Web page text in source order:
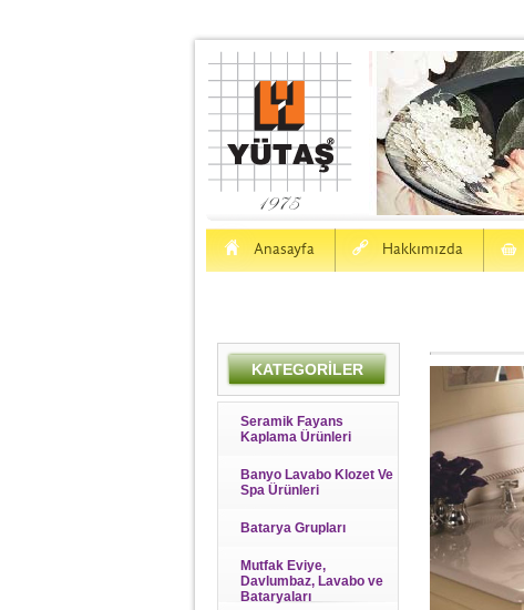
Anasayfa
H Hakkımızda
a S
KATEGORİLER
Seramik Fayans
Kaplama Ürünleri
Banyo Lavabo Klozet Ve
Spa Ürünleri
Batarya Grupları
Mutfak Eviye,
Davlumbaz, Lavabo ve
Bataryaları